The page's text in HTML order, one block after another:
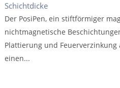
Schichtdicke
Der PosiPen, ein stiftförmiger
nichtmagnetische
Plattierung und
einen...